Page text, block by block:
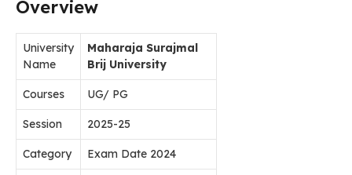
Overview
University
Name
Maharaja Surajmal
Brij University
Courses UG/ PG
Session 2025-25
Category Exam Date 2024